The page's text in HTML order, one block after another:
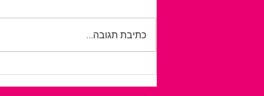
מתכננים חופשה נגישה
כתיבת תגובה...